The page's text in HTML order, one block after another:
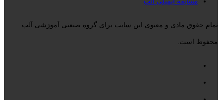
تمام حقوق مادی و معنوی این سایت برای گروه صنعتی آموزشی آلپ
محفوظ است.